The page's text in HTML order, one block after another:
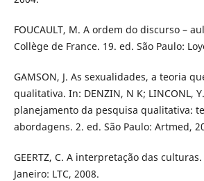
FOUCAULT, M. A ordem do discurso –
Collège de France. 19. ed. São Paulo:
GAMSON, J. As sexualidades, a teoria
qualitativa. In: DENZIN, N K; LINCONL,
planejamento da pesquisa qualitativa:
abordagens. 2. ed. São Paulo: Artmed,
GEERTZ, C. A interpretação das
Janeiro: LTC, 2008.